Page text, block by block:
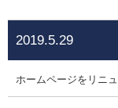
2019.5.29
ホームページをリニ